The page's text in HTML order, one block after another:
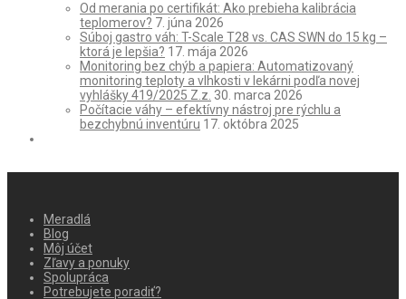
Od merania po certifikát: Ako prebieha kalibrácia
teplomerov? 7. júna 2026
Súboj gastro váh: T-Scale T28 vs. CAS SWN do 15 kg –
ktorá je lepšia? 17. mája 2026
Monitoring bez chýb a papiera: Automatizovaný
monitoring teploty a vlhkosti v lekárni podľa novej
vyhlášky 419/2025 Z.z. 30. marca 2026
Počítacie váhy – efektívny nástroj pre rýchlu a
bezchybnú inventúru 17. októbra 2025
Meradlá
Blog
Môj účet
Zľavy a ponuky
Spolupráca
Potrebujete poradiť?